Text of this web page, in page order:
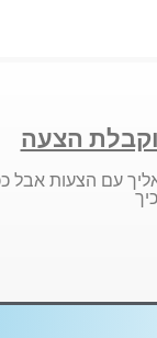
הצעה
עם הצעות אבל